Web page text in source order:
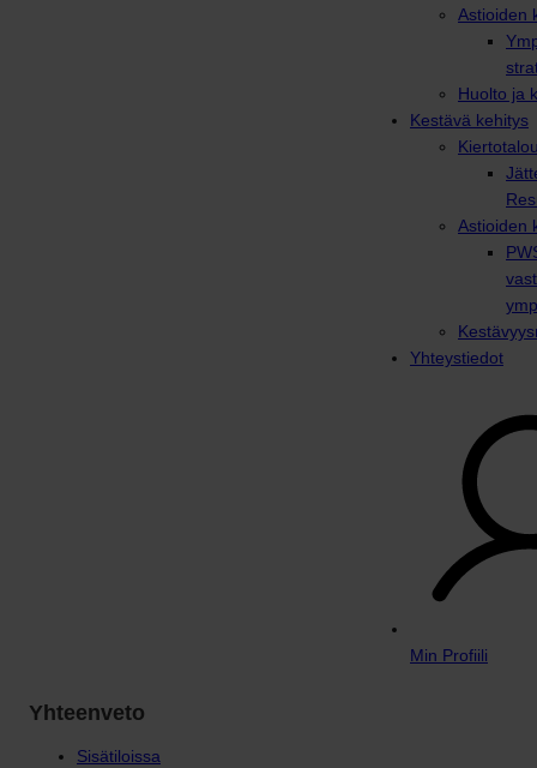
Astioiden
Huolto ja
Kestävä kehitys
Astioiden
Yhteystiedot
Min Profiili
Yhteenveto
Sisätiloissa